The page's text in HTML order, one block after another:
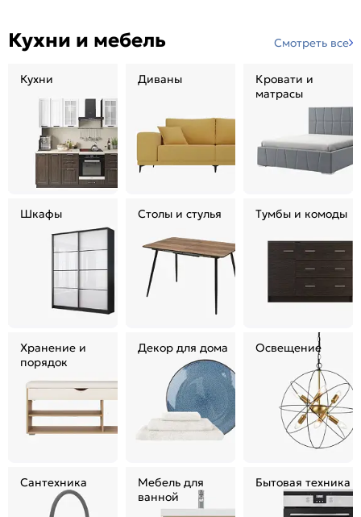
Кухни и мебель Смотреть все
Кухни Диваны
Кровати и
матрасы
Шкафы Столы и стулья Тумбы и комоды
Хранение и
порядок
Декор для дома Освещение
Сантехника
Мебель для
ванной
Бытовая техника